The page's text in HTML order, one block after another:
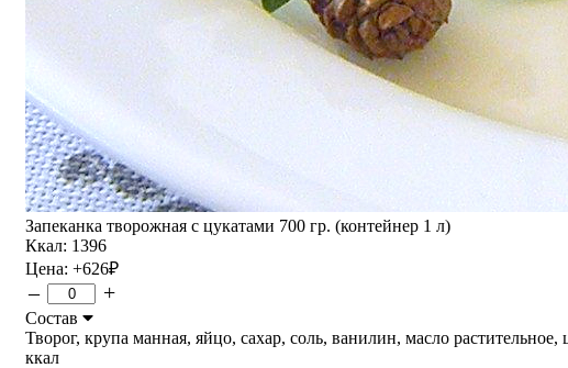
Запеканка творожная с цукатами 700 гр. (контейнер 1 л)
Ккал: 1396
Цена: +626₽
– +
Состав
Творог, крупа манная, яйцо, сахар, соль, ванилин, масло
ккал